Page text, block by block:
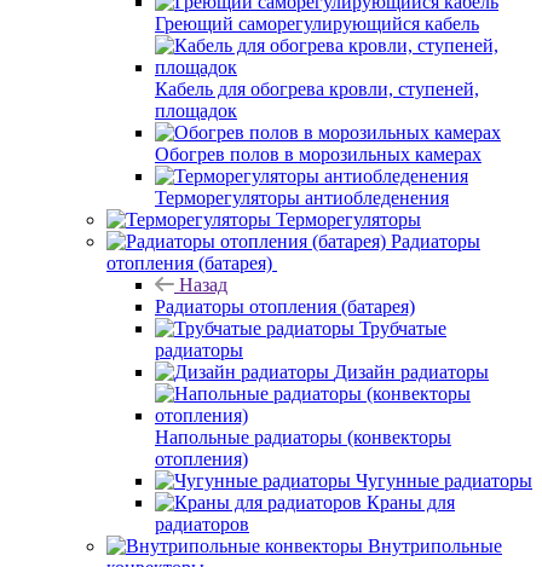
Греющий саморегулирующийся кабель
Кабель для обогрева кровли, ступеней,
площадок
Обогрев полов в морозильных камерах
Терморегуляторы антиобледенения
Терморегуляторы
Радиаторы
отопления (батарея)
Назад
Радиаторы отопления (батарея)
Трубчатые
радиаторы
Дизайн радиаторы
Напольные радиаторы (конвекторы
отопления)
Чугунные радиаторы
Краны для
радиаторов
Внутрипольные